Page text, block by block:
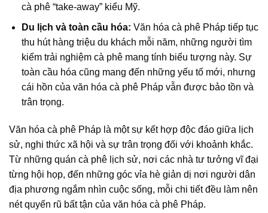
cà phê “take-away” kiểu Mỹ.
Du lịch và toàn cầu hóa: Văn hóa cà phê Pháp tiếp tục
thu hút hàng triệu du khách mỗi năm, những người tìm
kiếm trải nghiệm cà phê mang tính biểu tượng này. Sự
toàn cầu hóa cũng mang đến những yếu tố mới, nhưng
cái hồn của văn hóa cà phê Pháp vẫn được bảo tồn và
trân trọng.
Văn hóa cà phê Pháp là một sự kết hợp độc đáo giữa lịch
sử, nghi thức xã hội và sự trân trọng đối với khoảnh khắc.
Từ những quán cà phê lịch sử, nơi các nhà tư tưởng vĩ đại
từng hội họp, đến những góc vỉa hè giản dị nơi người dân
địa phương ngắm nhìn cuộc sống, mỗi chi tiết đều làm nên
nét quyến rũ bất tận của văn hóa cà phê Pháp.